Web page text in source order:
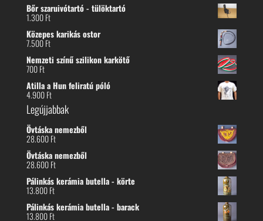
Bőr szaruivótartó - tülöktartó
1.300Ft
Közepes karikás ostor
7.500Ft
Nemzeti színű szilikon karkötő
700Ft
Atilla a Hun feliratú póló
4.900Ft
Legújjabbak
Övtáska nemezből
28.600Ft
Övtáska nemezből
28.600Ft
Pálinkás kerámia butella - körte
13.800Ft
Pálinkás kerámia butella - barack
13.800Ft